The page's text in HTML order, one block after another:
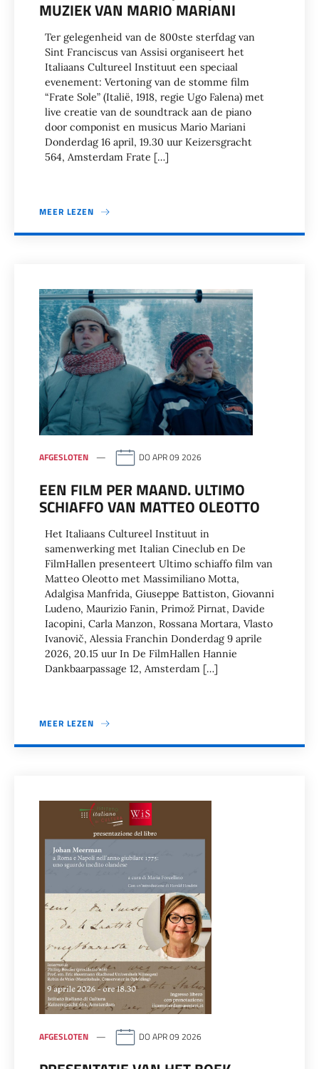
MUZIEK VAN MARIO MARIANI
Ter gelegenheid van de 800ste sterfdag van
Sint Franciscus van Assisi organiseert het
Italiaans Cultureel Instituut een speciaal
evenement: Vertoning van de stomme film
“Frate Sole” (Italië, 1918, regie Ugo Falena) met
live creatie van de soundtrack aan de piano
door componist en musicus Mario Mariani
Donderdag 16 april, 19.30 uur Keizersgracht
564, Amsterdam Frate […]
MEER LEZEN
AFGESLOTEN DO APR 09 2026
EEN FILM PER MAAND. ULTIMO
SCHIAFFO VAN MATTEO OLEOTTO
Het Italiaans Cultureel Instituut in
samenwerking met Italian Cineclub en De
FilmHallen presenteert Ultimo schiaffo film van
Matteo Oleotto met Massimiliano Motta,
Adalgisa Manfrida, Giuseppe Battiston, Giovanni
Ludeno, Maurizio Fanin, Primož Pirnat, Davide
Iacopini, Carla Manzon, Rossana Mortara, Vlasto
Ivanovič, Alessia Franchin Donderdag 9 aprile
2026, 20.15 uur In De FilmHallen Hannie
Dankbaarpassage 12, Amsterdam […]
MEER LEZEN
AFGESLOTEN DO APR 09 2026